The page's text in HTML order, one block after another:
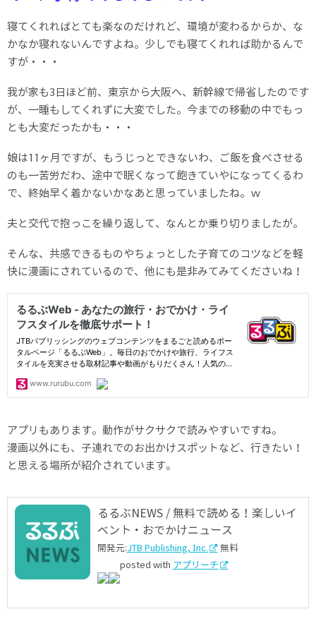
寝てくれればとても楽なのだけれど、環境が変わるからか、な
かなか寝れないんですよね。少しでも寝てくれれば助かるんで
すが・・・
我が家も3日ほど前、東京から大阪へ、新幹線で帰省したのです
が、一睡もしてくれずに大変でした。今までの移動の中でもっ
とも大変だったかも・・・
娘は11ヶ月ですが、もうじっとできないわ、ご飯を食べさせる
のも一苦労だわ、途中で眠くなって飽きていやになってくるわ
で、終始早く着かないかなあと思っていましたね。ｗ
夫と交代で抱っこを繰り返して、なんとか乗り切りましたが。
そんな、共感できるものやちょっとした子育てのコツなどを軽
快に漫画にされているので、他にも是非みてみてくださいね！
アプリもあります。動作がサクサクで読みやすいですね。
漫画以外にも、子連れでのお出かけスポットなど、行きたい！
と思える場所が紹介されています。
るるぶNEWS / 無料で読める！楽しいイ
ベント・おでかけニュース
開発元:JTB Publishing, Inc.
無料
posted with アプリーチ